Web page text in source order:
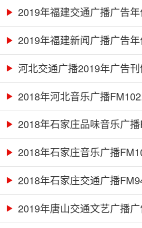
2019年福建交通广播广告
2019年福建新闻广播广告
河北交通广播2019年广告
2018年河北音乐广播
2018年石家庄品味音乐广
2018年石家庄音乐广播
2018年石家庄交通广播
2019年唐山交通文艺广播